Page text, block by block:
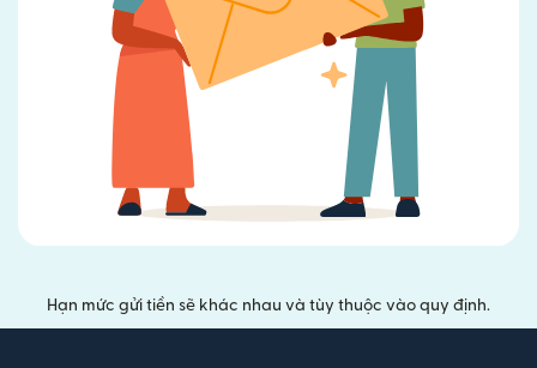
Hạn mức gửi tiền sẽ khác nhau và tùy thuộc vào quy định.